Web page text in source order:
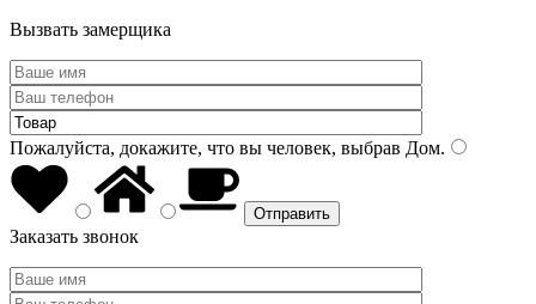
Вызвать замерщика
Пожалуйста, докажите, что вы человек, выбрав Дом.
Заказать звонок